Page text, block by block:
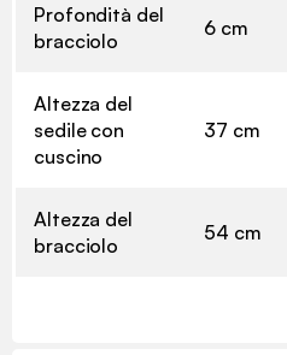
Profondità del
bracciolo
6 cm
Altezza del
sedile con
cuscino
37 cm
Altezza del
bracciolo
54 cm